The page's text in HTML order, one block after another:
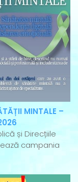
MINTALE –
și Direcțiile
campania